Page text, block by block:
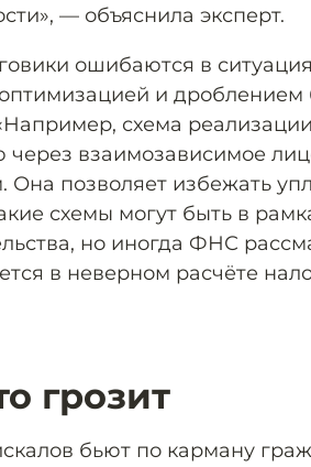
— объяснила эксперт.
ошибаются в
и дроблением
схема
через взаимозависимое
Она позволяет избежать
схемы могут быть в
но иногда ФНС
в неверном расчёте
грозит
бьют по карману